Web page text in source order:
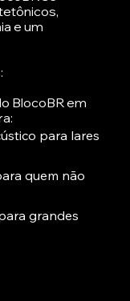
e um
BlocoBR em
para lares
quem não
grandes